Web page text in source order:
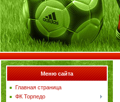
Меню сайта
Главная страница
ФК Торпедо